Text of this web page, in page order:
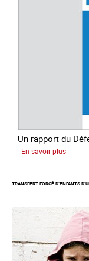
Un rapport du
En savoir plus
les
victimes
de
traite
des
êtres
TRANSFERT FORCÉ D’ENFANTS